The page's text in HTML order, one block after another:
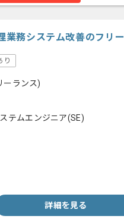
業務システム改善のフリ
り
ーランス)
テムエンジニア(SE)
詳細を見る